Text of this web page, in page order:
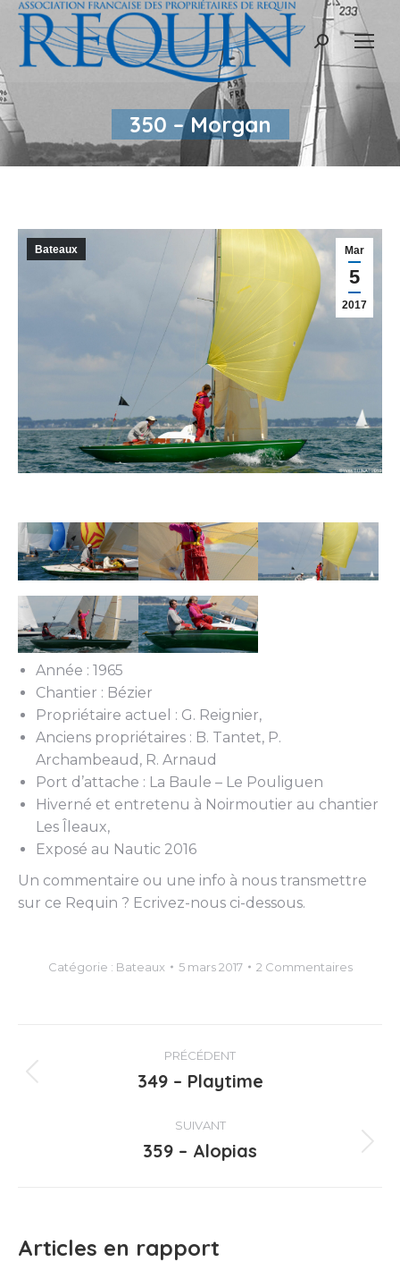
Recherche
350 – Morgan
Mar
5
2017
Bateaux
Année : 1965
Chantier : Bézier
Propriétaire actuel : G. Reignier,
Anciens propriétaires : B. Tantet, P.
Archambeaud, R. Arnaud
Port d’attache : La Baule – Le Pouliguen
Hiverné et entretenu à Noirmoutier au chantier
Les Îleaux,
Exposé au Nautic 2016
Un commentaire ou une info à nous transmettre
sur ce Requin ? Ecrivez-nous ci-dessous.
Catégorie : Bateaux 5 mars 2017 2 Commentaires
Navigation
article
PRÉCÉDENT
Article
:
349 – Playtime
SUIVANT
Article
359 – Alopias
Articles en rapport